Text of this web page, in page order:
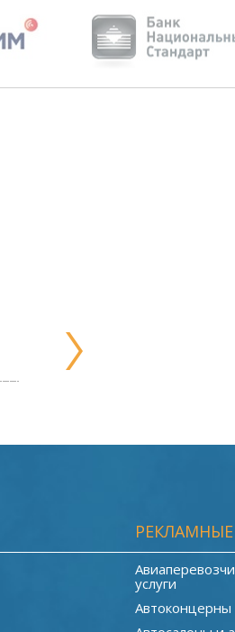
услуги
Автоконцерны